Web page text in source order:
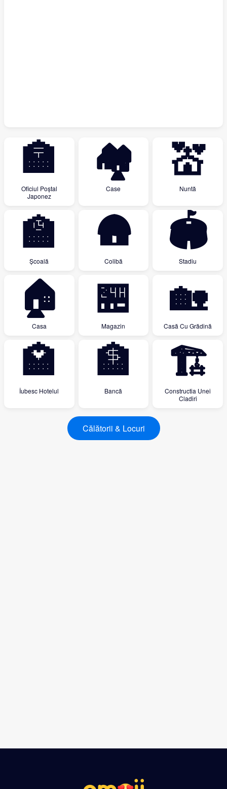
🏣
Oficiul Poștal
Japonez
🏘
Case
💒
Nuntă
🏫
Şcoală
🛖
Colibă
🏟
Stadiu
🏠
Casa
🏪
Magazin
🏡
Casă Cu Grădină
🏩
İubesc Hotelul
🏦
Bancă
🏗
Constructia Unei
Cladiri
Călătorii & Locuri